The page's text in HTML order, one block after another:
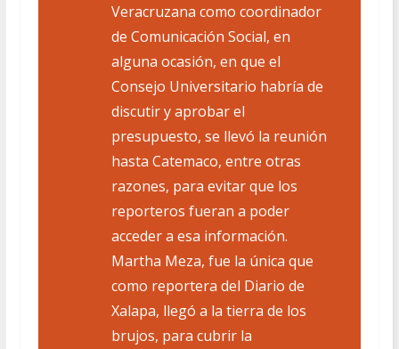
Veracruzana como coordinador
de Comunicación Social, en
alguna ocasión, en que el
Consejo Universitario habría de
discutir y aprobar el
presupuesto, se llevó la reunión
hasta Catemaco, entre otras
razones, para evitar que los
reporteros fueran a poder
acceder a esa información.
Martha Meza, fue la única que
como reportera del Diario de
Xalapa, llegó a la tierra de los
brujos, para cubrir la